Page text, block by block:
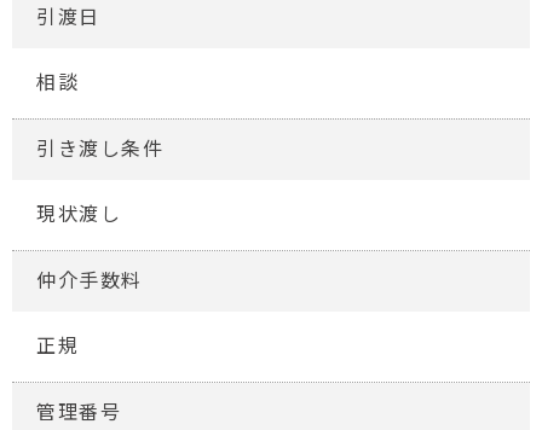
引渡日
相談
引き渡し条件
現状渡し
仲介手数料
正規
管理番号